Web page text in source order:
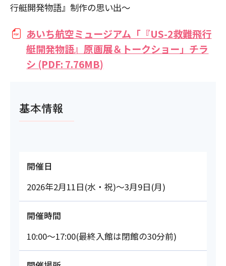
行艇開発物語』制作の思い出～
あいち航空ミュージアム「『US-2救難飛行
艇開発物語』原画展＆トークショー」チラ
シ (PDF: 7.76MB)
基本情報
開催日
2026年2月11日(水・祝)～3月9日(月)
開催時間
10:00～17:00(最終入館は閉館の30分前)